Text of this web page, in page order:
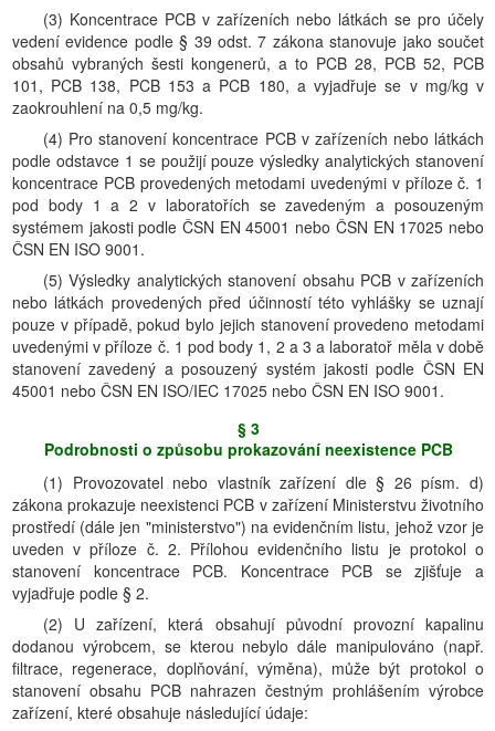
(3) Koncentrace PCB v zařízeních nebo látkách se pro účely
vedení evidence podle § 39 odst. 7 zákona stanovuje jako součet
obsahů vybraných šesti kongenerů, a to PCB 28, PCB 52, PCB
101, PCB 138, PCB 153 a PCB 180, a vyjadřuje se v mg/kg v
zaokrouhlení na 0,5 mg/kg.
(4) Pro stanovení koncentrace PCB v zařízeních nebo látkách
podle odstavce 1 se použijí pouze výsledky analytických stanovení
koncentrace PCB provedených metodami uvedenými v příloze č. 1
pod body 1 a 2 v laboratořích se zavedeným a posouzeným
systémem jakosti podle ČSN EN 45001 nebo ČSN EN 17025 nebo
ČSN EN ISO 9001.
(5) Výsledky analytických stanovení obsahu PCB v zařízeních
nebo látkách provedených před účinností této vyhlášky se uznají
pouze v případě, pokud bylo jejich stanovení provedeno metodami
uvedenými v příloze č. 1 pod body 1, 2 a 3 a laboratoř měla v době
stanovení zavedený a posouzený systém jakosti podle ČSN EN
45001 nebo ČSN EN ISO/IEC 17025 nebo ČSN EN ISO 9001.
§ 3
Podrobnosti o způsobu prokazování neexistence PCB
(1) Provozovatel nebo vlastník zařízení dle § 26 písm. d)
zákona prokazuje neexistenci PCB v zařízení Ministerstvu životního
prostředí (dále jen "ministerstvo") na evidenčním listu, jehož vzor je
uveden v příloze č. 2. Přílohou evidenčního listu je protokol o
stanovení koncentrace PCB. Koncentrace PCB se zjišťuje a
vyjadřuje podle § 2.
(2) U zařízení, která obsahují původní provozní kapalinu
dodanou výrobcem, se kterou nebylo dále manipulováno (např.
filtrace, regenerace, doplňování, výměna), může být protokol o
stanovení obsahu PCB nahrazen čestným prohlášením výrobce
zařízení, které obsahuje následující údaje: